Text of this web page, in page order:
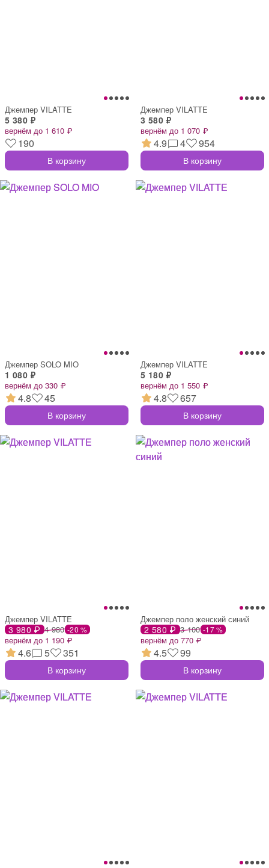
Джемпер VILATTE
5 380 ₽
вернём до 1 610 ₽
190
В корзину
Джемпер VILATTE
3 580 ₽
вернём до 1 070 ₽
4.9 4 954
В корзину
Джемпер SOLO MIO
1 080 ₽
вернём до 330 ₽
4.8 45
В корзину
Джемпер VILATTE
5 180 ₽
вернём до 1 550 ₽
4.8 657
В корзину
Джемпер VILATTE
3 980 ₽ 4 980 -20 %
вернём до 1 190 ₽
4.6 5 351
В корзину
Джемпер поло женский синий
2 580 ₽ 3 100 -17 %
вернём до 770 ₽
4.5 99
В корзину